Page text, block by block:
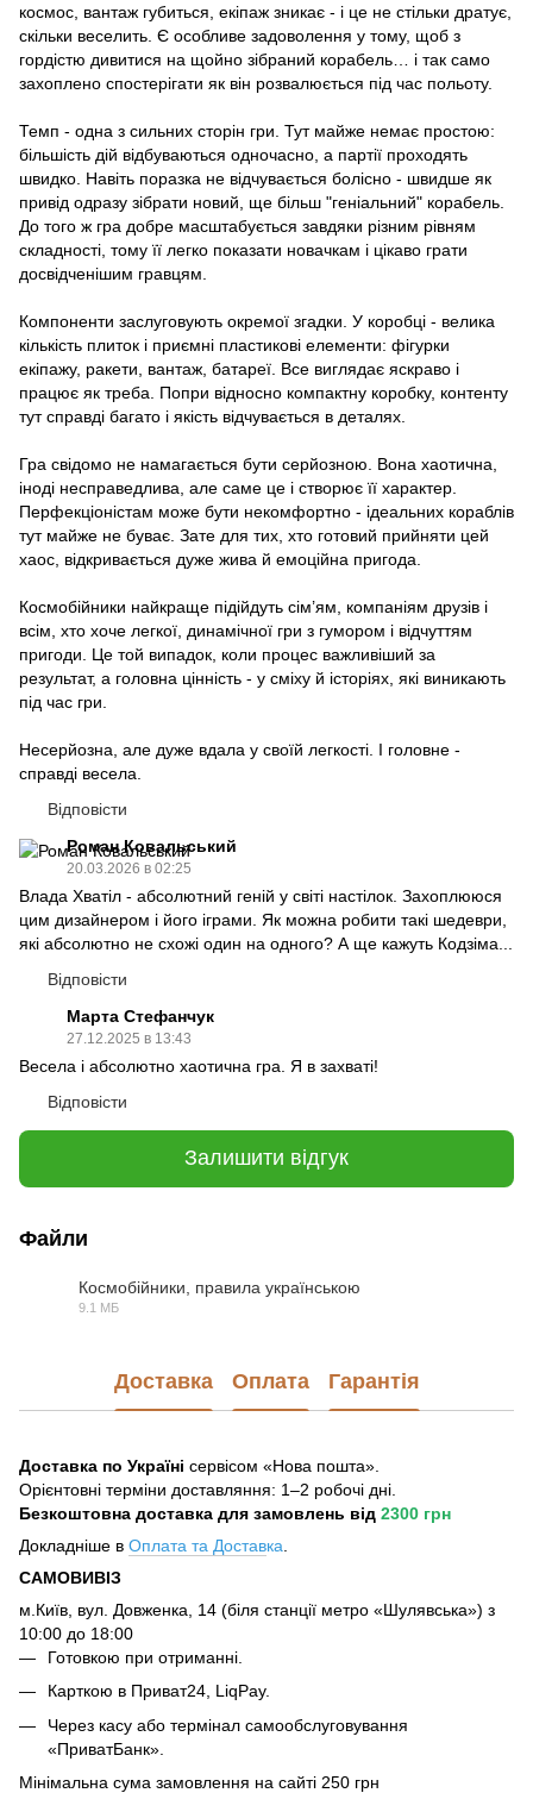
космос, вантаж губиться, екіпаж зникає - і це не стільки дратує,
скільки веселить. Є особливе задоволення у тому, щоб з
гордістю дивитися на щойно зібраний корабель… і так само
захоплено спостерігати як він розвалюється під час польоту.
Темп - одна з сильних сторін гри. Тут майже немає простою:
більшість дій відбуваються одночасно, а партії проходять
швидко. Навіть поразка не відчувається болісно - швидше як
привід одразу зібрати новий, ще більш "геніальний" корабель.
До того ж гра добре масштабується завдяки різним рівням
складності, тому її легко показати новачкам і цікаво грати
досвідченішим гравцям.
Компоненти заслуговують окремої згадки. У коробці - велика
кількість плиток і приємні пластикові елементи: фігурки
екіпажу, ракети, вантаж, батареї. Все виглядає яскраво і
працює як треба. Попри відносно компактну коробку, контенту
тут справді багато і якість відчувається в деталях.
Гра свідомо не намагається бути серйозною. Вона хаотична,
іноді несправедлива, але саме це і створює її характер.
Перфекціоністам може бути некомфортно - ідеальних кораблів
тут майже не буває. Зате для тих, хто готовий прийняти цей
хаос, відкривається дуже жива й емоційна пригода.
Космобійники найкраще підійдуть сім’ям, компаніям друзів і
всім, хто хоче легкої, динамічної гри з гумором і відчуттям
пригоди. Це той випадок, коли процес важливіший за
результат, а головна цінність - у сміху й історіях, які виникають
під час гри.
Несерйозна, але дуже вдала у своїй легкості. І головне -
справді весела.
Відповісти
Роман Ковальський
20.03.2026 в 02:25
Влада Хватіл - абсолютний геній у світі настілок. Захоплююся
цим дизайнером і його іграми. Як можна робити такі шедеври,
які абсолютно не схожі один на одного? А ще кажуть Кодзіма...
Відповісти
Марта Стефанчук
27.12.2025 в 13:43
Весела і абсолютно хаотична гра. Я в захваті!
Відповісти
Залишити відгук
Файли
Космобійники, правила українською
9.1 МБ
Доставка Оплата Гарантія
Доставка по Україні сервісом «Нова пошта».
Орієнтовні терміни доставляння: 1–2 робочі дні.
Безкоштовна доставка для замовлень від 2300 грн
Докладніше в Оплата та Доставка
САМОВИВІЗ
м.Київ, вул. Довженка, 14 (біля станції метро «Шулявська») з
10:00 до 18:00
Готовкою при отриманні.
Карткою в Приват24, LiqPay.
Через касу або термінал самообслуговування
«ПриватБанк».
Мінімальна сума замовлення на сайті 250 грн